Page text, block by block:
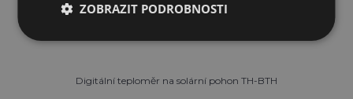
Digitální teploměr na solární pohon TH-BTH
ZOBRAZIT PODROBNOSTI